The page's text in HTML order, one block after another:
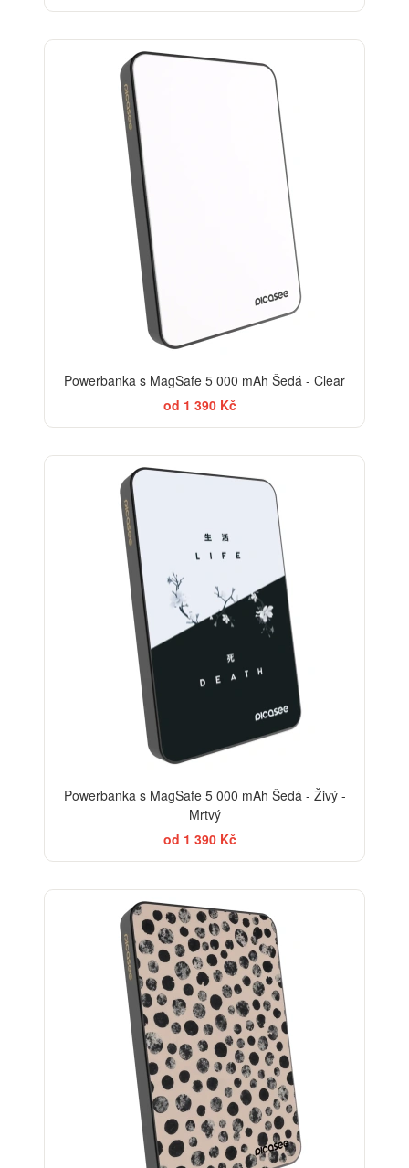
Powerbanka s MagSafe 5 000 mAh Šedá - Clear
od 1 390 Kč
Powerbanka s MagSafe 5 000 mAh Šedá - Živý -
Mrtvý
od 1 390 Kč